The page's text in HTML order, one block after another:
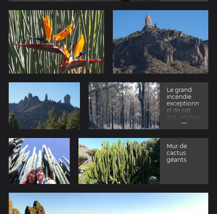
Le grand
incendie
exceptionn
el de cet
été...réchau
ffement
climatique
...
Mur de
cactus
géants